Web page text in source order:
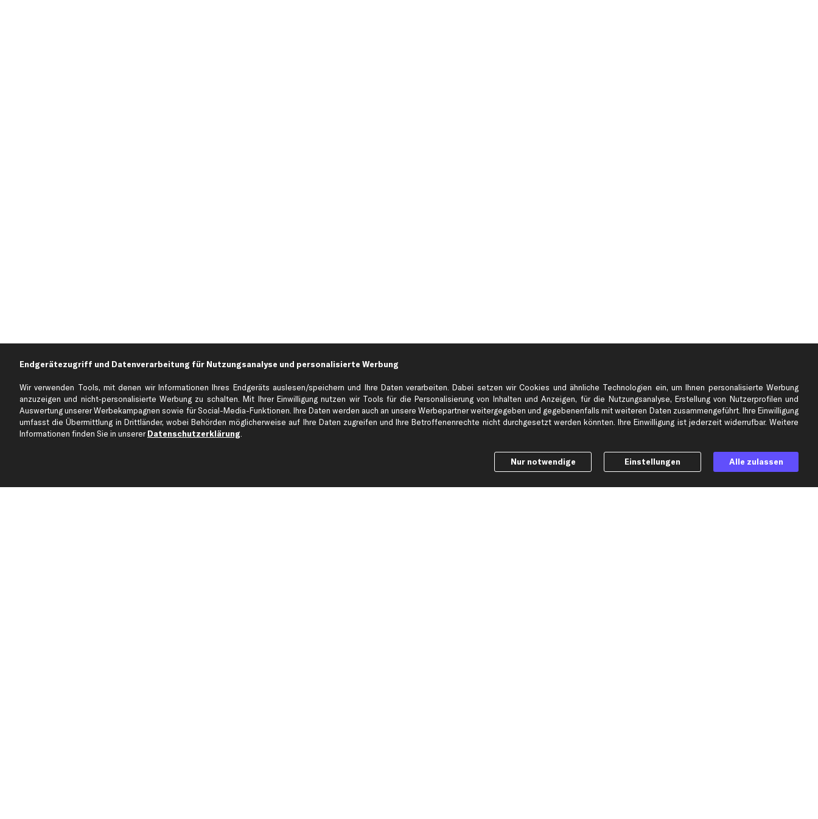
Über kfzteile24
Über uns
Kundenservice
Zahlung
Hilfe & Support Top Produkte
Bremssattel
Top Automarken
Ford Ersatzteile
Endgerätezugriff und Datenverarbeitung für Nutzungsanalyse und personalisierte Werbung
Wir verwenden Tools, mit denen wir Informationen Ihres Endgeräts auslesen/speichern und Ihre Daten verarbeiten. Dabei setzen wir Cookies und ähnliche Technologien ein, um Ihnen personalisierte Werbung
anzuzeigen und nicht-personalisierte Werbung zu schalten. Mit Ihrer Einwilligung nutzen wir Tools für die Personalisierung von Inhalten und Anzeigen, für die Nutzungsanalyse, Erstellung von Nutzerprofilen und
Auswertung unserer Werbekampagnen sowie für Social-Media-Funktionen. Ihre Daten werden auch an unsere Werbepartner weitergegeben und gegebenenfalls mit weiteren Daten zusammengeführt. Ihre Einwilligung
umfasst die Übermittlung in Drittländer, wobei Behörden möglicherweise auf Ihre Daten zugreifen und Ihre Betroffenenrechte nicht durchgesetzt werden könnten. Ihre Einwilligung ist jederzeit widerrufbar. Weitere
Informationen finden Sie in unsererDatenschutzerklärung
Nur notwendige Einstellungen Alle zulassen